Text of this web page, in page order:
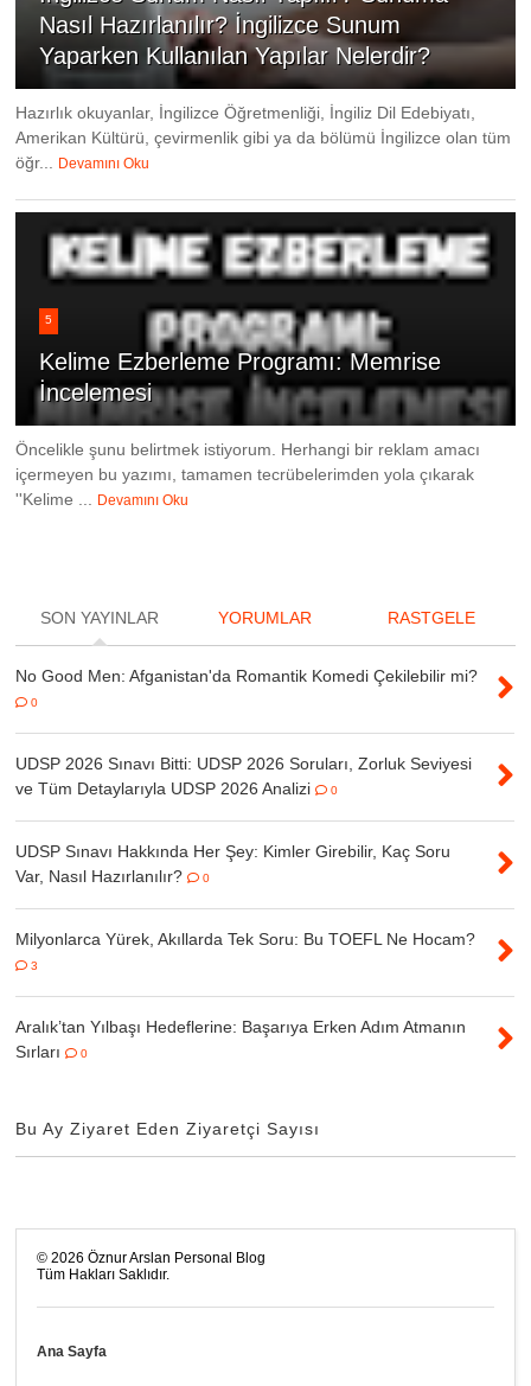
Nasıl Hazırlanılır? İngilizce Sunum
Yaparken Kullanılan Yapılar Nelerdir?
Hazırlık okuyanlar, İngilizce Öğretmenliği, İngiliz Dil Edebiyatı,
Amerikan Kültürü, çevirmenlik gibi ya da bölümü İngilizce olan tüm
öğr...
Devamını Oku
5
Kelime Ezberleme Programı: Memrise
İncelemesi
Öncelikle şunu belirtmek istiyorum. Herhangi bir reklam amacı
içermeyen bu yazımı, tamamen tecrübelerimden yola çıkarak
''Kelime ...
Devamını Oku
SON YAYINLAR YORUMLAR RASTGELE
No Good Men: Afganistan'da Romantik Komedi Çekilebilir mi?
0
UDSP 2026 Sınavı Bitti: UDSP 2026 Soruları, Zorluk Seviyesi
ve Tüm Detaylarıyla UDSP 2026 Analizi
0
UDSP Sınavı Hakkında Her Şey: Kimler Girebilir, Kaç Soru
Var, Nasıl Hazırlanılır?
0
Milyonlarca Yürek, Akıllarda Tek Soru: Bu TOEFL Ne Hocam?
3
Aralık’tan Yılbaşı Hedeflerine: Başarıya Erken Adım Atmanın
Sırları
0
Bu Ay Ziyaret Eden Ziyaretçi Sayısı
©2026 Öznur Arslan Personal Blog
Tüm Hakları Saklıdır.
Ana Sayfa